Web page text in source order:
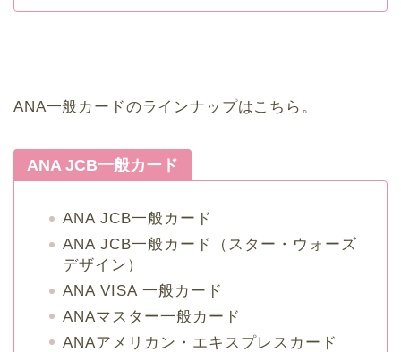
ANA一般カードのラインナップはこちら。
ANA JCB一般カード
ANA JCB一般カード
ANA JCB一般カード（スター・ウォーズ
デザイン）
ANA VISA 一般カード
ANAマスター一般カード
ANAアメリカン・エキスプレスカード